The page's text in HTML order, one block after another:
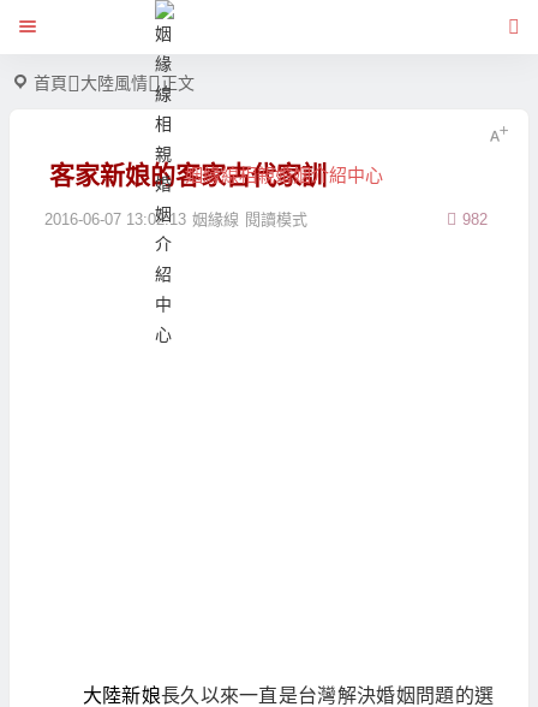
姻緣線相親婚姻介紹中心
首頁 大陸風情 正文
客家新娘的客家古代家訓
2016-06-07 13:02:13 姻緣線 982
閱讀模式
大陸新娘長久以來一直是台灣解決婚姻問題的選